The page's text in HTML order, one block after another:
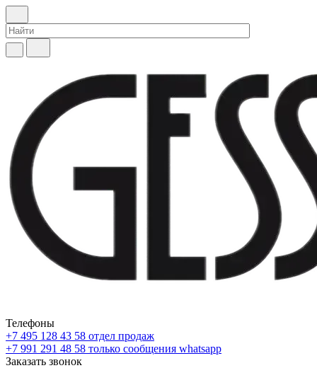
Телефоны
+7 495 128 43 58 отдел продаж
+7 991 291 48 58 только сообщения whatsapp
Заказать звонок